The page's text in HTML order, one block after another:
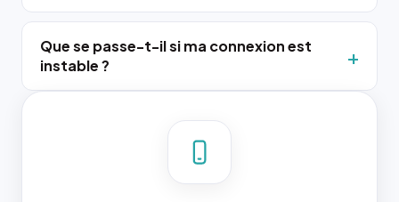
Que se passe-t-il si ma connexion est
instable ?